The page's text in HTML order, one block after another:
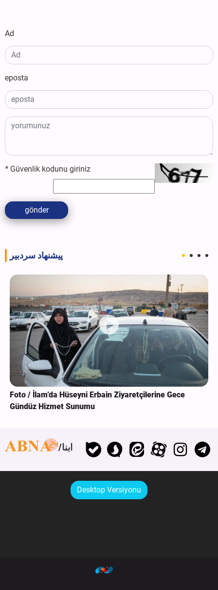
Ad
eposta
* Güvenlik kodunu giriniz
gönder
پیشنهاد سردبیر
Foto / İlam’da Hüseyni Erbain Ziyaretçilerine Gece
Gündüz Hizmet Sunumu
ابنا
Desktop Versiyonu